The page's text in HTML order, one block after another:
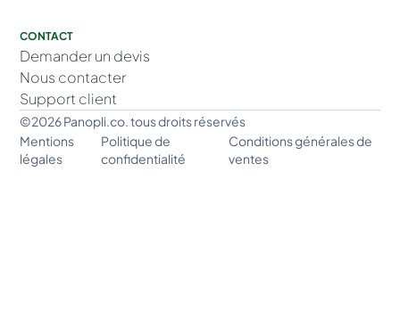
CONTACT
Demander un devis
Nous contacter
Support client
©2026 Panopli.co. tous droits réservés
Mentions
légales
Politique de
confidentialité
Conditions générales de
ventes